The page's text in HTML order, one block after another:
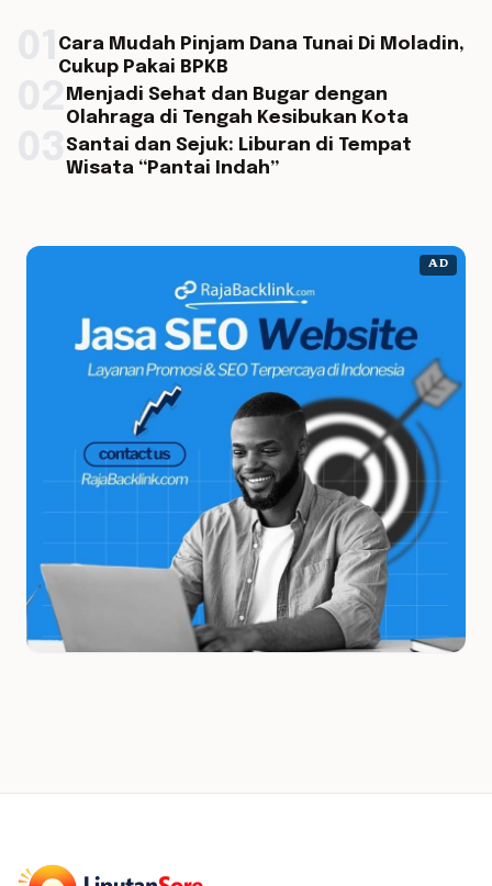
Cara Mudah Pinjam Dana Tunai Di Moladin,
Cukup Pakai BPKB
Menjadi Sehat dan Bugar dengan
Olahraga di Tengah Kesibukan Kota
Santai dan Sejuk: Liburan di Tempat
Wisata “Pantai Indah”
AD